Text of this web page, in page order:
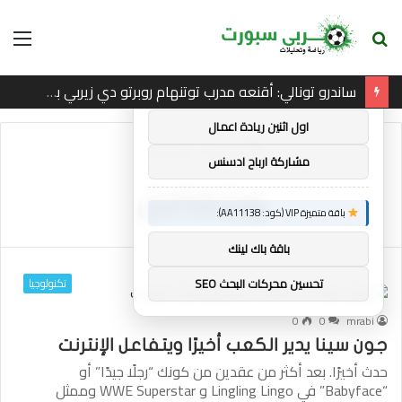
بحث
ساندرو تونالي: أقنعه مدرب توتنهام روبرتو دي زيربي بسرعة بالتوقيع
ويتفاعل
ويتفاعل
تكنولوجيا
mrabi
0
0
جون سينا ​​يدير الكعب أخيرًا ويتفاعل الإنترنت
حدث أخيرًا. بعد أكثر من عقدين من كونك “رجلًا جيدًا” أو
“Babyface” في Lingling Lingo و WWE Superstar وممثل
توصيات :
باقة متميزة VIP (كود: AA38045):
اول اثنين ريادة اعمال
مشاركة ارباح ادسنس
باقة متميزة VIP (كود: AA11138):
باقة باك لينك
تحسين محركات البحث SEO